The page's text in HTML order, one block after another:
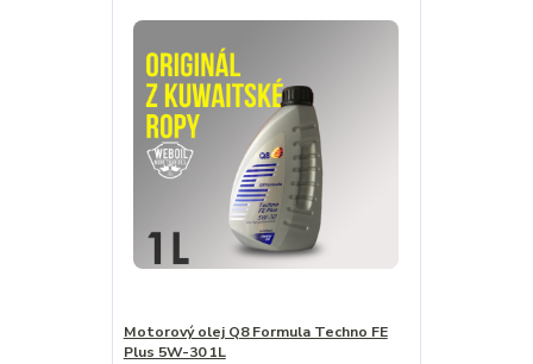
Motorový olej Q8 Formula Techno FE
Plus 5W-30 1L